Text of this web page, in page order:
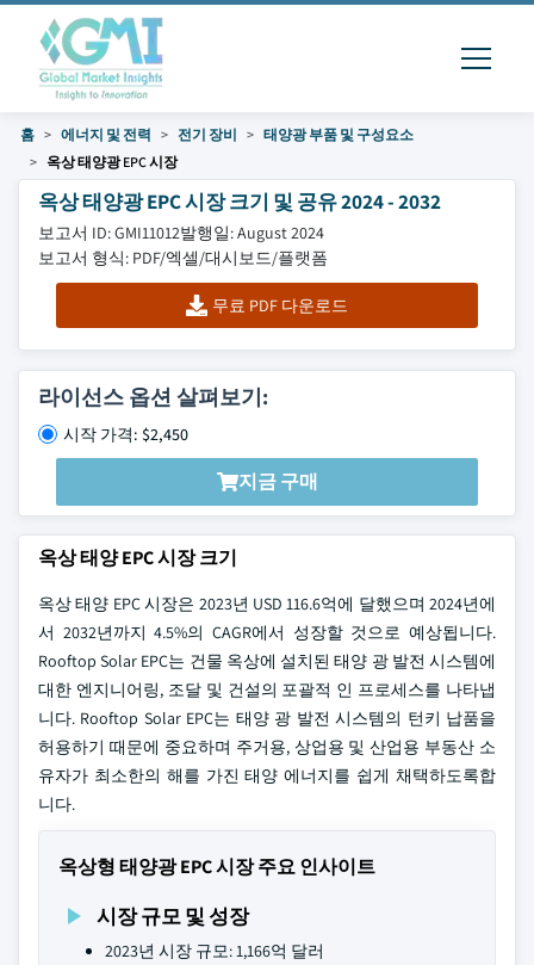
홈 에너지 및 전력 전기 장비
태양광 부품 및 구성요소
옥상 태양광 EPC 시장
옥상 태양광 EPC 시장 크기 및 공유 2024 - 2032
보고서 ID: GMI11012발행일: August 2024
보고서 형식: PDF/엑셀/대시보드/플랫폼
무료 PDF 다운로드
라이선스 옵션 살펴보기:
시작 가격: $2,450
지금 구매
옥상 태양 EPC 시장 크기
옥상 태양 EPC 시장은 2023년 USD 116.6억에 달했으며 2024년에
서 2032년까지 4.5%의 CAGR에서 성장할 것으로 예상됩니다.
Rooftop Solar EPC는 건물 옥상에 설치된 태양 광 발전 시스템에
대한 엔지니어링, 조달 및 건설의 포괄적 인 프로세스를 나타냅
니다. Rooftop Solar EPC는 태양 광 발전 시스템의 턴키 납품을
허용하기 때문에 중요하며 주거용, 상업용 및 산업용 부동산 소
유자가 최소한의 해를 가진 태양 에너지를 쉽게 채택하도록합
니다.
옥상형 태양광 EPC 시장 주요 인사이트
시장 규모 및 성장
2023년 시장 규모: 1,166억 달러